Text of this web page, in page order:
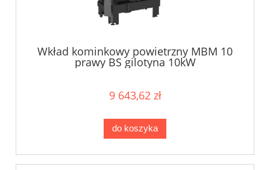
Wkład kominkowy powietrzny MBM 10
prawy BS gilotyna 10kW
9 643,62 zł
do koszyka